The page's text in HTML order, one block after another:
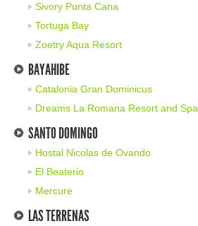
Sivory Punta Cana
Tortuga Bay
Zoetry Aqua Resort
BAYAHIBE
Catalonia Gran Dominicus
Dreams La Romana Resort and Spa
SANTO DOMINGO
Hostal Nicolas de Ovando
El Beaterio
Mercure
LAS TERRENAS